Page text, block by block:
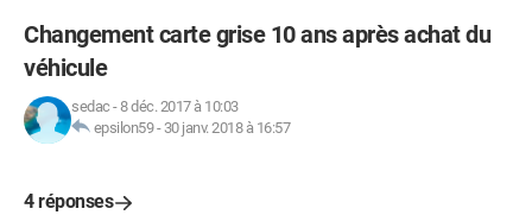
Changement carte grise 10 ans après achat du
véhicule
sedac -8 déc. 2017 à 10:03
epsilon59- 30 janv. 2018 à 16:57
4 réponses